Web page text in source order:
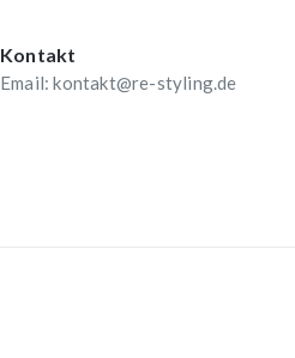
Kontakt
Email: kontakt@re-styling.de